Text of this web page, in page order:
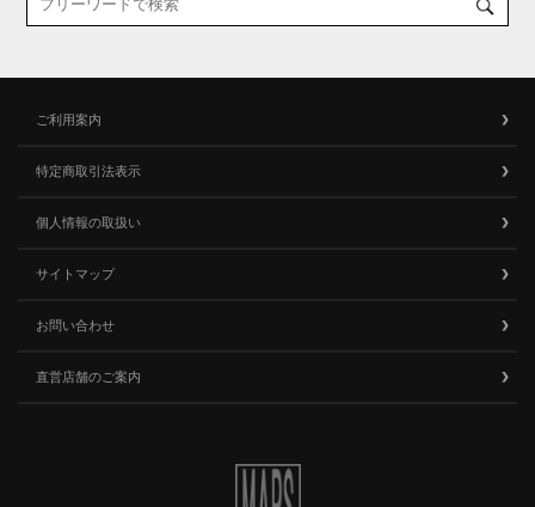
ご利用案内
特定商取引法表示
個人情報の取扱い
サイトマップ
お問い合わせ
直営店舗のご案内